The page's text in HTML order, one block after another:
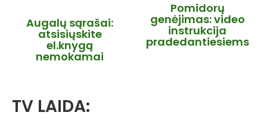
Augalų sąrašai:
atsisiųskite
el.knygą
nemokamai
Pomidorų
genėjimas: video
instrukcija
pradedantiesiems
TV LAIDA: